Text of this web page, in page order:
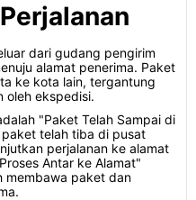
dari gudang pengirim
alamat penerima. Paket
ke kota lain, tergantung
oleh ekspedisi.
"Paket Telah Sampai di
telah tiba di pusat
perjalanan ke alamat
Antar ke Alamat"
membawa paket dan